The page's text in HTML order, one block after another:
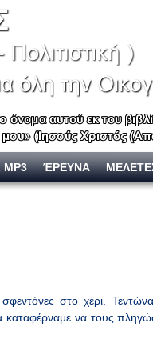
ΈΡΕΥΝΑ
στο χέρι.
να τους